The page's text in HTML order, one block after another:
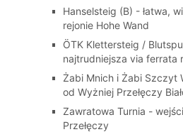
Hanselsteig (B) - łatwa,
rejonie Hohe Wand
ÖTK Klettersteig /
najtrudniejsza via ferrata
Żabi Mnich i Żabi Szczyt
od Wyżniej Przełęczy
Zawratowa Turnia -
Przełęczy